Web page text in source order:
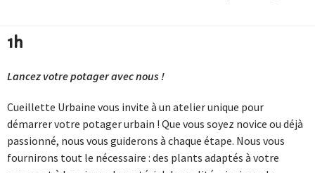
1h
Lancez votre potager avec nous !
Cueillette Urbaine vous invite à un atelier unique pour
démarrer votre potager urbain ! Que vous soyez novice ou déjà
passionné, nous vous guiderons à chaque étape. Nous vous
fournirons tout le nécessaire : des plants adaptés à votre